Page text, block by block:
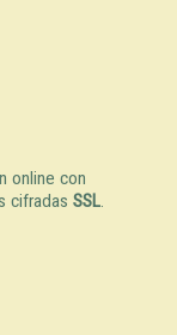
online con
cifradas SSL.